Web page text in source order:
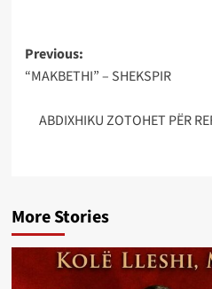
Post
navigation
Previous:
“MAKBETHI” – SHEKSPIR
ABDIXHIKU ZOTOHET PËR
More Stories